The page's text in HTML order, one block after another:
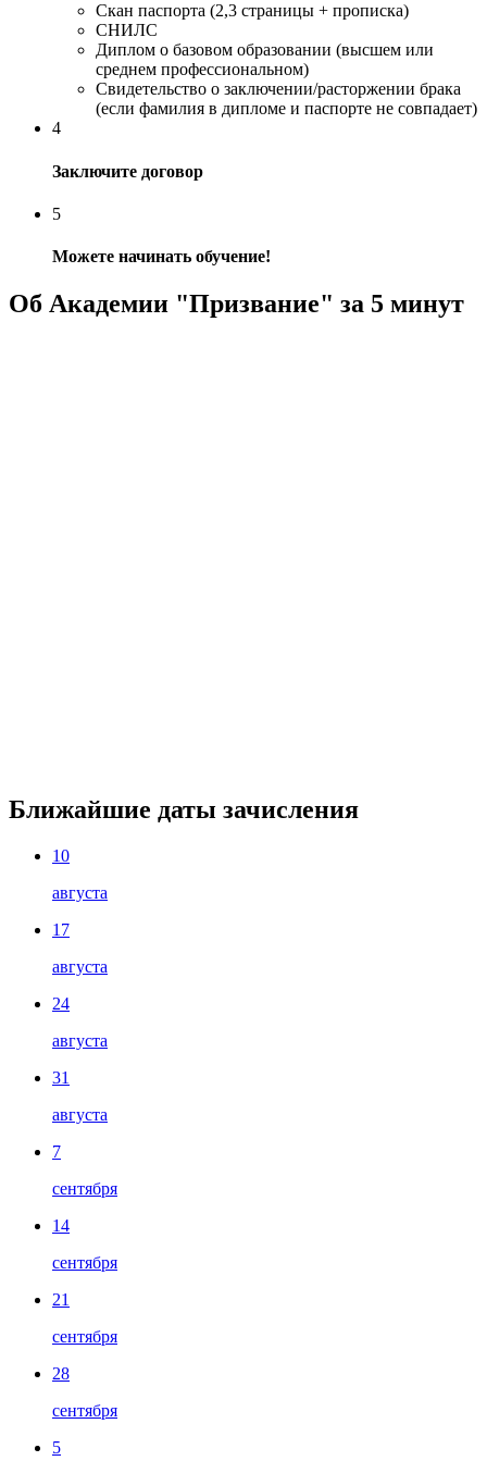
Скан паспорта (2,3 страницы + прописка)
СНИЛС
Диплом о базовом образовании (высшем или
среднем профессиональном)
Свидетельство о заключении/расторжении брака
(если фамилия в дипломе и паспорте не совпадает)
4
Заключите договор
5
Можете начинать обучение!
Об Академии "Призвание" за 5 минут
Ближайшие даты зачисления
10
августа
17
августа
24
августа
31
августа
7
сентября
14
сентября
21
сентября
28
сентября
5